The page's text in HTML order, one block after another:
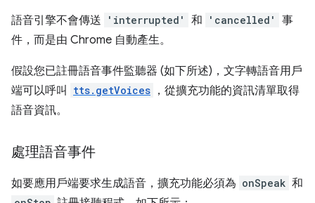
語音引擎不會傳送 'interrupted' 和 'cancelled'
事
件，而是由 Chrome 自動產生。
假設您已註冊語音事件監聽器 (如下所述)，文字轉語音用戶
端可以呼叫
tts.getVoices ，從擴充功能的資訊清單取得
語音資訊。
處理語音事件
如要應用戶端要求生成語音，擴充功能必須為 onSpeak 和